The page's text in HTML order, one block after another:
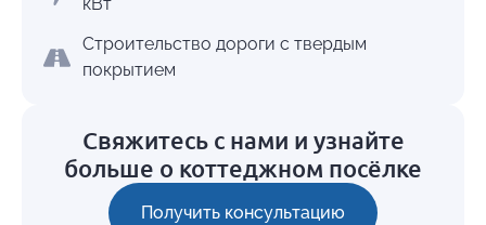
кВт
Cтроительство дороги с твердым
покрытием
Свяжитесь с нами и узнайте
больше о коттеджном посёлке
Получить консультацию